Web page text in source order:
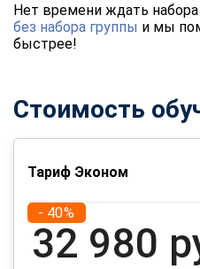
Нет времени ждать
без набора группы и мы
быстрее!
Стоимость
Тариф Эконом
- 40%
32 980